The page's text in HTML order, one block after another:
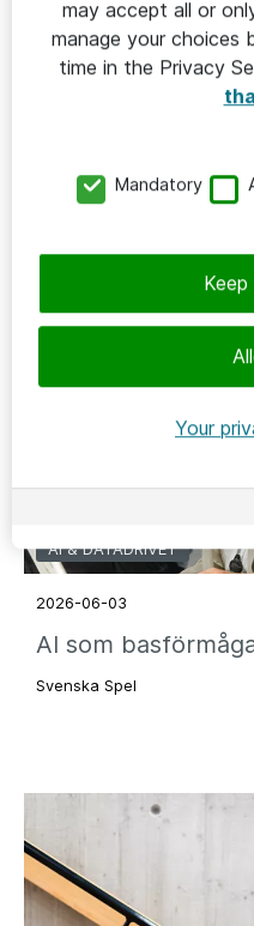
HÅLLBAR IT
2026-06-08
Parkdalaskolan –
Parkdalaskolan
AI & DATADRIVET
2026-06-03
AI som
Svenska Spel
may accept all or
manage your choices
time in the Privacy
Mandatory
Your